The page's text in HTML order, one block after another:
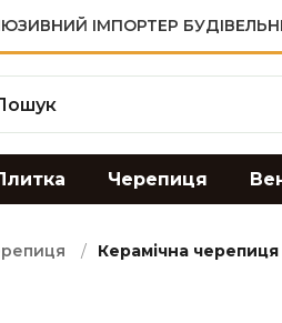
ІМПОРТЕР
Черепиця
Керамічна